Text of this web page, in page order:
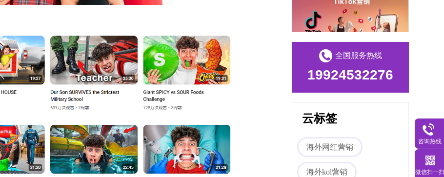
Tiktok海外营销
全国服务热线
19924532276
云标签
海外网红营销
海外kol营销
咨询热线
微信扫一扫